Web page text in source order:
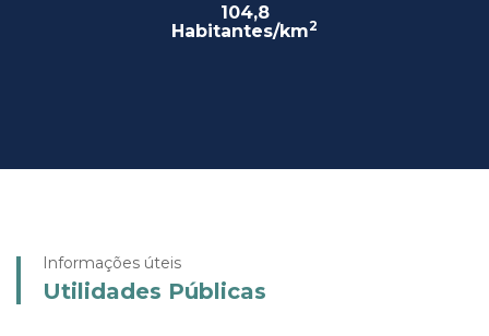
104,8
Habitantes/km2
Informações úteis
Utilidades Públicas